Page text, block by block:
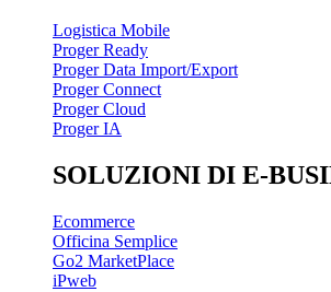
Logistica Mobile
Proger Ready
Proger Data Import/Export
Proger Connect
Proger Cloud
Proger IA
SOLUZIONI DI E-
Ecommerce
Officina Semplice
Go2 MarketPlace
iPweb